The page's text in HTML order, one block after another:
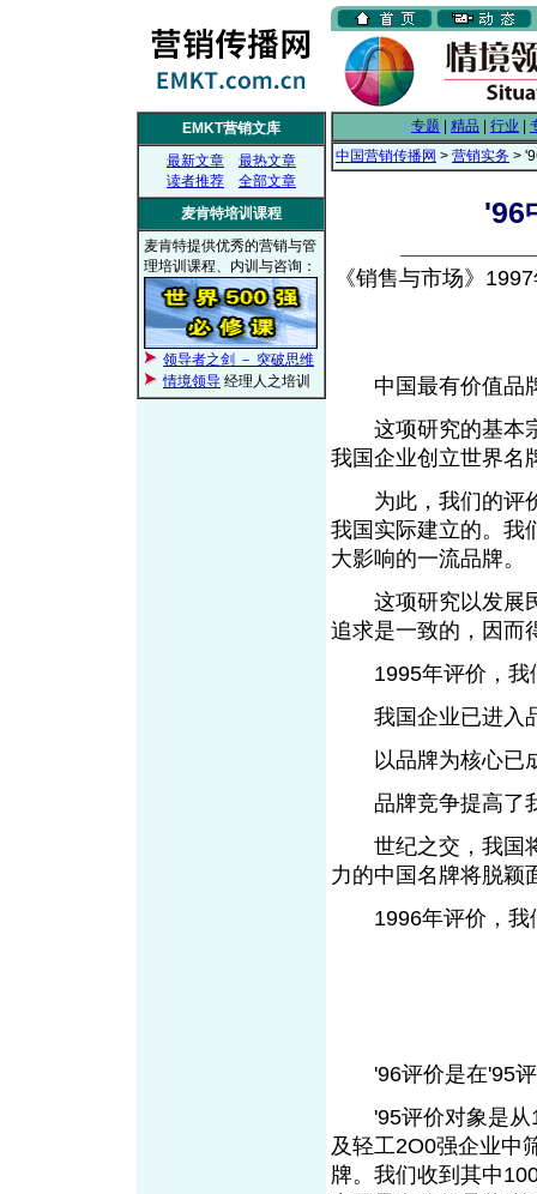
EMKT营销文库
最新文章
最热文章
读者推荐
全部文章
麦肯特培训课程
麦肯特提供优秀的营销与管
理培训课程、内训与咨询：
领导者之剑 － 突破思维
情境领导 经理人之培训
专题 精品 行业
中国营销传播网 > 营销实务 >
'96
《销售与市场》
中国最有价值品牌
这项研究的基本宗
我国企业创立世界名
为此，我们的评价
我国实际建立的。我
大影响的一流品牌。
这项研究以发展民
追求是一致的，因而
1995年评价，我
我国企业已进入
以品牌为核心已成
品牌竞争提高了我
世纪之交，我国将
力的中国名牌将脱
1996年评价，我
'96评价是在'95评
'95评价对象是从
及轻工2O0强企业中
牌。我们收到其中